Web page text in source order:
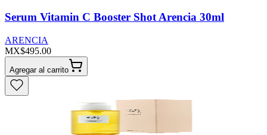
Serum Vitamin C Booster Shot Arencia 30ml
ARENCIA
MX$495.00
Agregar al carrito